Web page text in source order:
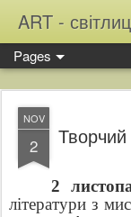
ART -
Pages
NOV
2 Творчий
2
літератури з